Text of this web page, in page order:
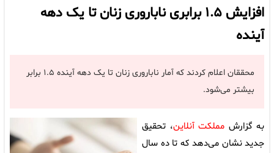
افزایش ۱.۵ برابری ناباروری زنان تا یک دهه
آینده
محققان اعلام کردند که آمار ناباروری زنان تا یک دهه آینده ۱.۵ برابر
بیشتر می‌شود.
به گزارش مملکت آنلاین، تحقیق
جدید نشان می‌دهد که تا ده سال